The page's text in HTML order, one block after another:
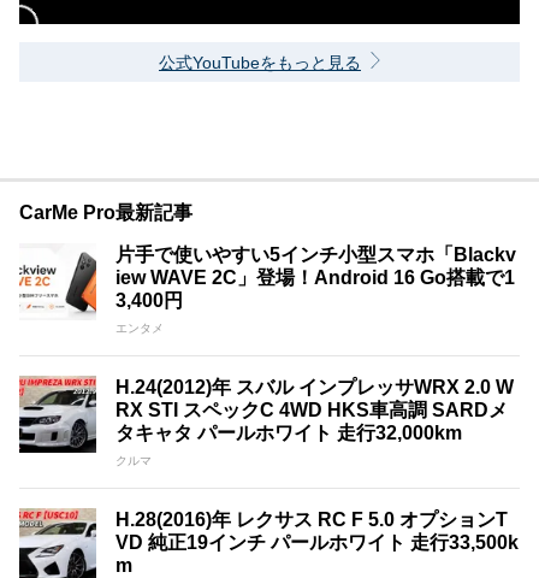
公式YouTubeをもっと見る
CarMe Pro最新記事
片手で使いやすい5インチ小型スマホ「Blackv
iew WAVE 2C」登場！Android 16 Go搭載で1
3,400円
エンタメ
H.24(2012)年 スバル インプレッサWRX 2.0 W
RX STI スペックC 4WD HKS車高調 SARDメ
タキャタ パールホワイト 走行32,000km
クルマ
H.28(2016)年 レクサス RC F 5.0 オプションT
VD 純正19インチ パールホワイト 走行33,500k
m